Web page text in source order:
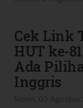
Cek Link
HUT ke-
Ada
Inggris